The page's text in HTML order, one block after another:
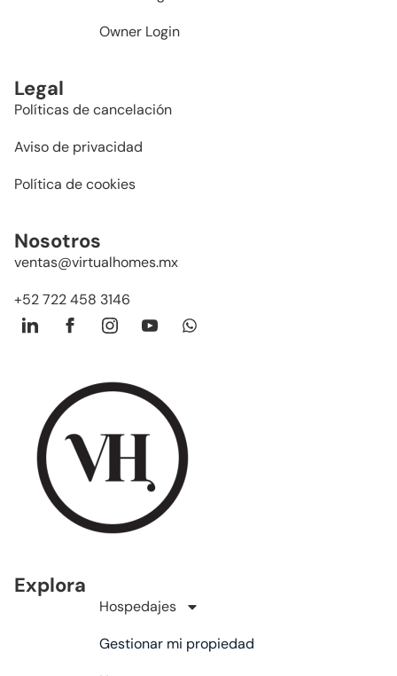
Owner Login
Legal
Políticas de cancelación
Aviso de privacidad
Política de cookies
Nosotros
ventas@virtualhomes.mx
+52 722 458 3146
Explora
Hospedajes
Gestionar mi propiedad